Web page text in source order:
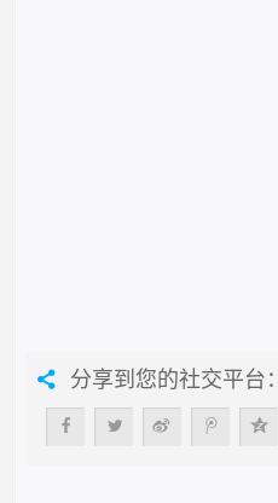
分享到您的社交平台：